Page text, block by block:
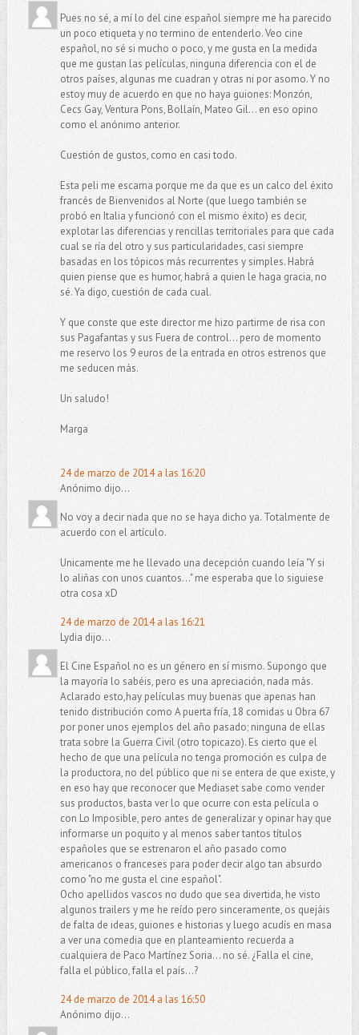
Pues no sé, a mí lo del cine español siempre me ha parecido
un poco etiqueta y no termino de entenderlo. Veo cine
español, no sé si mucho o poco, y me gusta en la medida
que me gustan las películas, ninguna diferencia con el de
otros países, algunas me cuadran y otras ni por asomo. Y no
estoy muy de acuerdo en que no haya guiones: Monzón,
Cecs Gay, Ventura Pons, Bollaín, Mateo Gil... en eso opino
como el anónimo anterior.
Cuestión de gustos, como en casi todo.
Esta peli me escama porque me da que es un calco del éxito
francés de Bienvenidos al Norte (que luego también se
probó en Italia y funcionó con el mismo éxito) es decir,
explotar las diferencias y rencillas territoriales para que cada
cual se ría del otro y sus particularidades, casi siempre
basadas en los tópicos más recurrentes y simples. Habrá
quien piense que es humor, habrá a quien le haga gracia, no
sé. Ya digo, cuestión de cada cual.
Y que conste que este director me hizo partirme de risa con
sus Pagafantas y sus Fuera de control... pero de momento
me reservo los 9 euros de la entrada en otros estrenos que
me seducen más.
Un saludo!
Marga
24 de marzo de 2014 a las 16:20
Anónimo dijo...
No voy a decir nada que no se haya dicho ya. Totalmente de
acuerdo con el artículo.
Unicamente me he llevado una decepción cuando leía "Y si
lo aliñas con unos cuantos..." me esperaba que lo siguiese
otra cosa xD
24 de marzo de 2014 a las 16:21
Lydia dijo...
El Cine Español no es un género en sí mismo. Supongo que
la mayoría lo sabéis, pero es una apreciación, nada más.
Aclarado esto,hay películas muy buenas que apenas han
tenido distribución como A puerta fría, 18 comidas u Obra 67
por poner unos ejemplos del año pasado; ninguna de ellas
trata sobre la Guerra Civil (otro topicazo). Es cierto que el
hecho de que una película no tenga promoción es culpa de
la productora, no del público que ni se entera de que existe, y
en eso hay que reconocer que Mediaset sabe como vender
sus productos, basta ver lo que ocurre con esta película o
con Lo Imposible, pero antes de generalizar y opinar hay que
informarse un poquito y al menos saber tantos títulos
españoles que se estrenaron el año pasado como
americanos o franceses para poder decir algo tan absurdo
como "no me gusta el cine español".
Ocho apellidos vascos no dudo que sea divertida, he visto
algunos trailers y me he reído pero sinceramente, os quejáis
de falta de ideas, guiones e historias y luego acudís en masa
a ver una comedia que en planteamiento recuerda a
cualquiera de Paco Martínez Soria... no sé. ¿Falla el cine,
falla el público, falla el país...?
24 de marzo de 2014 a las 16:50
Anónimo dijo...